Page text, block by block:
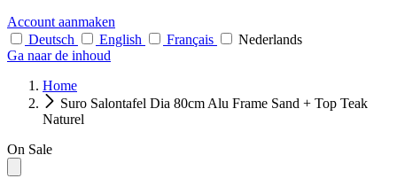
Account aanmaken
Deutsch
English Français
Nederlands
Ga naar de inhoud
Home
Suro Salontafel Dia 80cm Alu Frame Sand + Top Teak
Naturel
On Sale